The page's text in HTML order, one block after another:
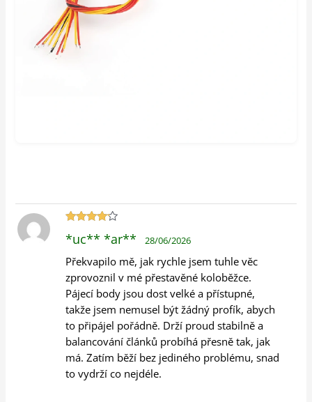
4z 5
*uc** *ar** 28/06/2026
Překvapilo mě, jak rychle jsem tuhle věc
zprovoznil v mé přestavěné koloběžce.
Pájecí body jsou dost velké a přístupné,
takže jsem nemusel být žádný profík, abych
to připájel pořádně. Drží proud stabilně a
balancování článků probíhá přesně tak, jak
má. Zatím běží bez jediného problému, snad
to vydrží co nejdéle.